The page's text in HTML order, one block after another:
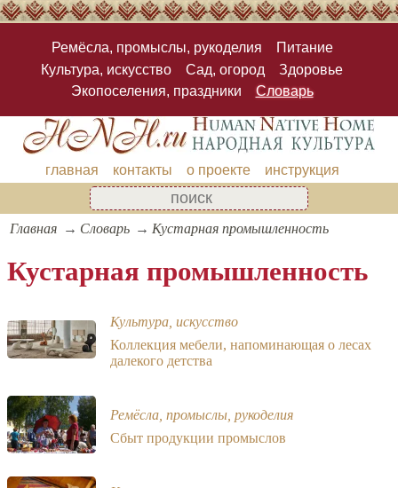
Ремёсла, промыслы, рукоделия
Питание
Культура, искусство
Сад, огород
Здоровье
Экопоселения, праздники
Словарь
главная контакты о проекте инструкция
Главная Словарь Кустарная промышленность
Кустарная промышленность
Культура, искусство
Коллекция мебели, напоминающая о лесах
далекого детства
Ремёсла, промыслы, рукоделия
Сбыт продукции промыслов